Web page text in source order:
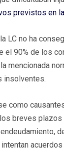
previstos en
LC no ha
el 90% de los
mencionada
insolventes.
como
breves